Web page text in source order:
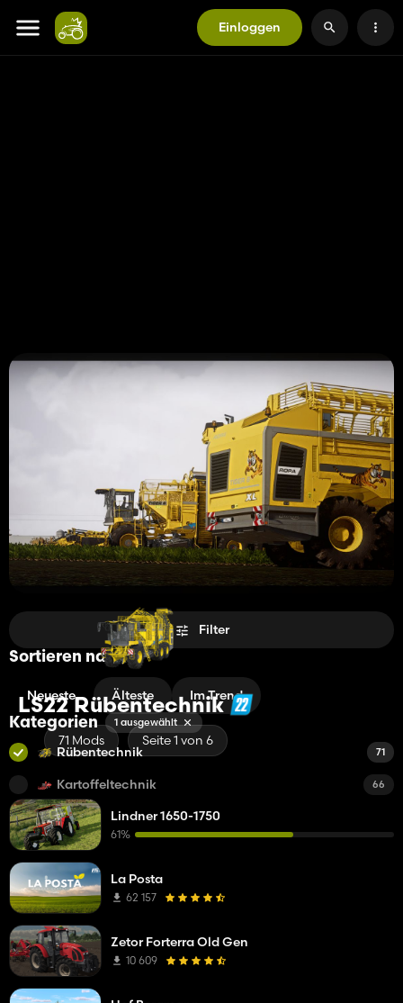
Einloggen
LS22 Rübentechnik
71 Mods Seite 1 von 6
Filter
Sortieren nach
Neueste Älteste Im Trend
Kategorien 1 ausgewählt
Rübentechnik 71
Kartoffeltechnik 66
Lindner 1650-1750
61%
La Posta
62 157
Zetor Forterra Old Gen
10 609